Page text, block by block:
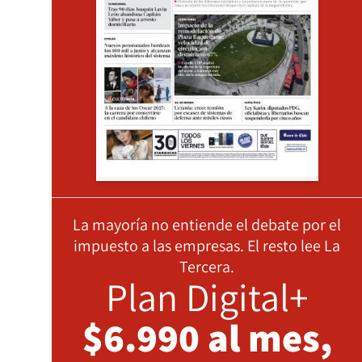
La mayoría no entiende el debate por el
impuesto a las empresas. El resto lee La
Tercera.
Plan Digital+
$6.990 al mes,